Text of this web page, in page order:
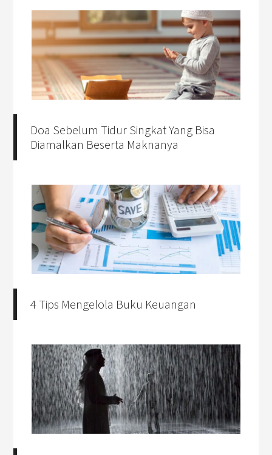
Doa Sebelum Tidur Singkat Yang Bisa
Diamalkan Beserta Maknanya
4 Tips Mengelola Buku Keuangan